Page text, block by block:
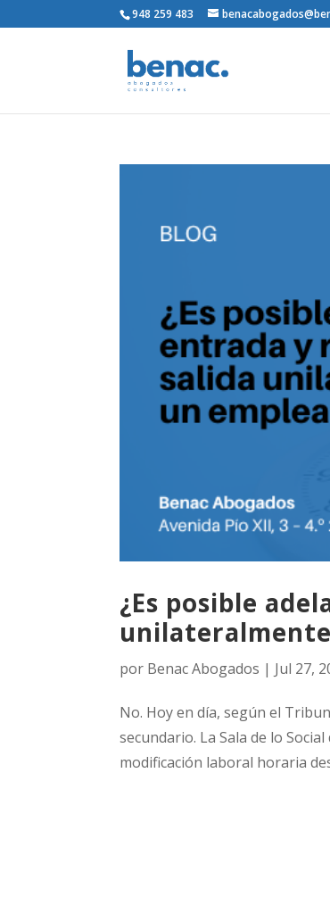
948 259 483
¿Es posible
por Benac Abogados | Jul 27,
No. Hoy en día, según el
secundario. La Sala de lo
modificación laboral horaria